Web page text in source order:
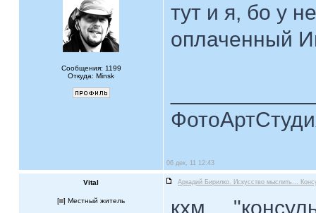
Сообщения: 1199
Откуда: Minsk
тут и я, бо у
оплаченный
06 дек, 11 12:43
Vital Аркадий Бирилко. Искусство мыслить...
[ ] Местный житель кхм...,